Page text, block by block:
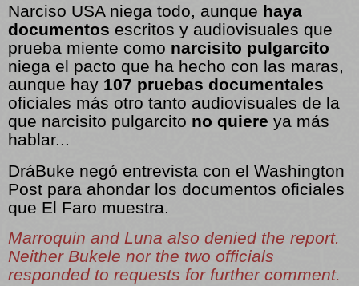
Narciso USA niega todo, aunque haya
documentos escritos y audiovisuales que
prueba miente como narcisito pulgarcito
niega el pacto que ha hecho con las maras,
aunque hay 107 pruebas documentales
oficiales más otro tanto audiovisuales de la
que narcisito pulgarcito no quiere ya más
hablar...
DráBuke negó entrevista con el Washington
Post para ahondar los documentos oficiales
que El Faro muestra.
Marroquin and Luna also denied the report.
Neither Bukele nor the two officials
responded to requests for further comment.